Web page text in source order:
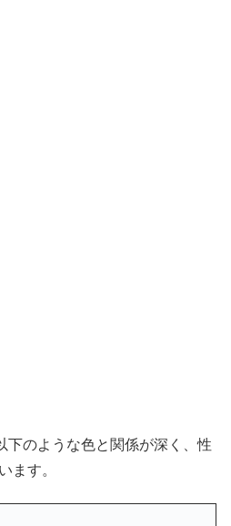
下のような色と関係が深く、性
ます。